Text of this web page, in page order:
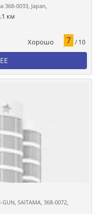
0033, Japan,
км
Хорошо 7 / 10
SAITAMA, 368-0072,